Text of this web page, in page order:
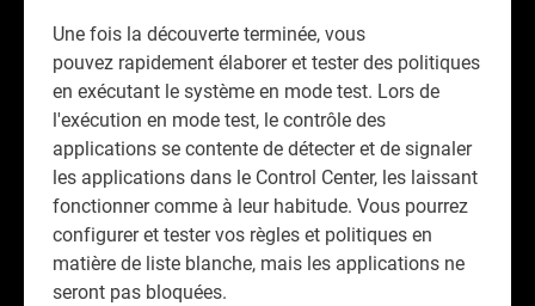
Une fois la découverte terminée, vous
pouvez rapidement élaborer et tester des politiques
en exécutant le système en mode test. Lors de
l'exécution en mode test, le contrôle des
applications se contente de détecter et de signaler
les applications dans le Control Center, les laissant
fonctionner comme à leur habitude. Vous pourrez
configurer et tester vos règles et politiques en
matière de liste blanche, mais les applications ne
seront pas bloquées.